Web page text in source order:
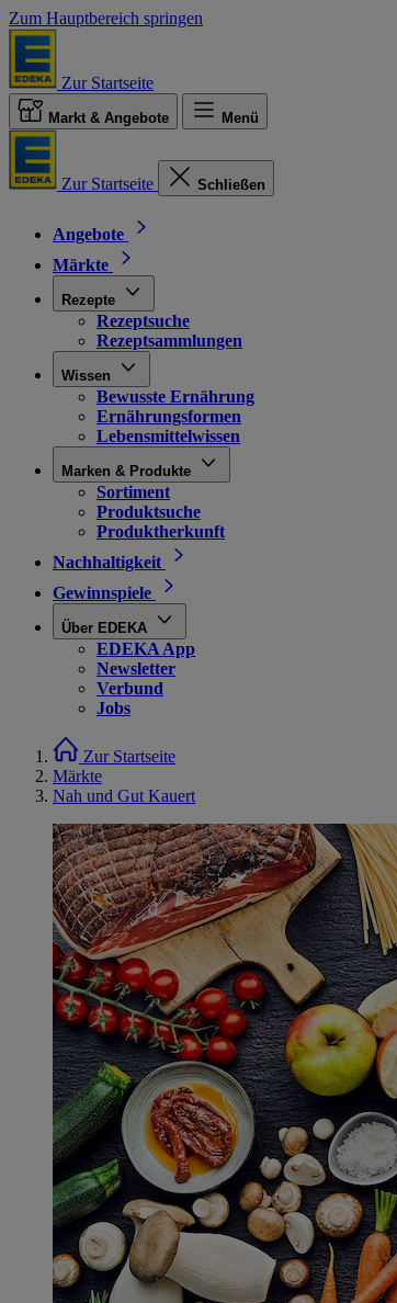
Zum Hauptbereich springen
Zur Startseite
Markt & Angebote Menü
Zur Startseite Schließen
Angebote
Märkte
Rezepte
Rezeptsuche
Rezeptsammlungen
Wissen
Bewusste Ernährung
Ernährungsformen
Lebensmittelwissen
Marken & Produkte
Sortiment
Produktsuche
Produktherkunft
Nachhaltigkeit
Gewinnspiele
Über EDEKA
EDEKA App
Newsletter
Verbund
Jobs
Zur Startseite
Märkte
Nah und Gut Kauert